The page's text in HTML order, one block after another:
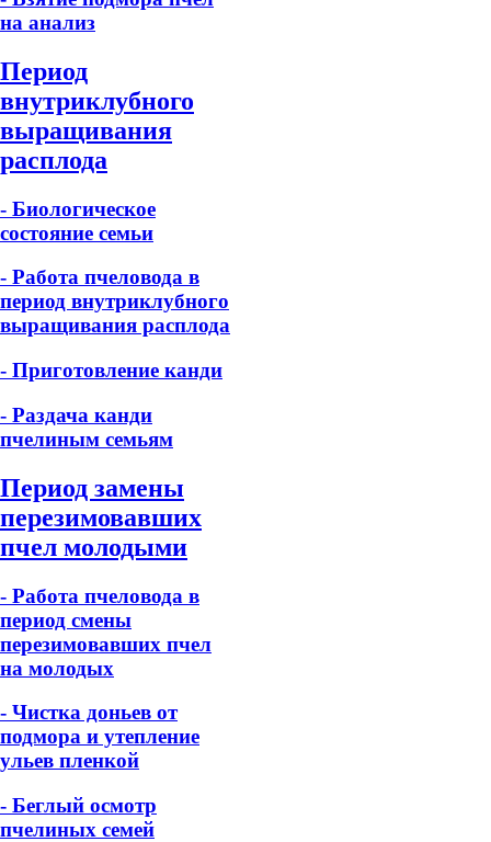
на анализ
Период
внутриклубного
выращивания
расплода
- Биологическое
состояние семьи
- Работа пчеловода в
период внутриклубного
выращивания расплода
- Приготовление канди
- Раздача канди
пчелиным семьям
Период замены
перезимовавших
пчел молодыми
- Работа пчеловода в
период смены
перезимовавших пчел
на молодых
- Чистка доньев от
подмора и утепление
ульев пленкой
- Беглый осмотр
пчелиных семей